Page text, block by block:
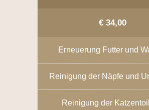
€ 34,00
Erneuerung Futter und
Reinigung der Näpfe und
Reinigung der